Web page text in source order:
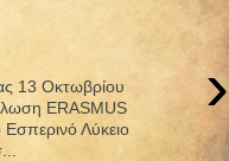
›
13 Οκτωβρίου
ERASMUS
Λύκειο